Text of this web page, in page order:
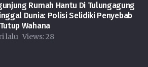
Rumah Hantu Di Tulungagung
Dunia: Polisi Selidiki Penyebab
Wahana
lalu Views:28